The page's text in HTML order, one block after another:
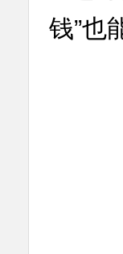
钱”也